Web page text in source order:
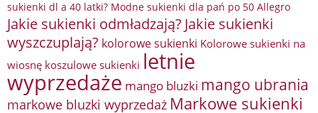
sukienki dl a 40 latki? Modne sukienki dla pań po 50 Allegro
Jakie sukienki odmładzają? Jakie sukienki
wyszczuplają? kolorowe sukienki Kolorowe sukienki na
wiosnę koszulowe sukienki letnie
wyprzedaże mango bluzki mango ubrania
markowe bluzki wyprzedaż Markowe sukienki